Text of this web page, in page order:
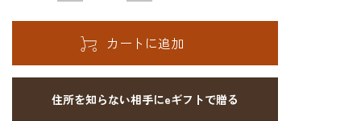
住所を知らない相手にeギフトで贈る